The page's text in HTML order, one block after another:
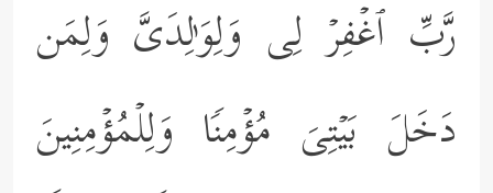
رَّبِّ ٱغۡفِرۡ لِی وَلِوَ ٰ⁠لِدَیَّ وَلِمَن
دَخَلَ بَیۡتِیَ مُؤۡمِنࣰا وَلِلۡمُؤۡمِنِینَ